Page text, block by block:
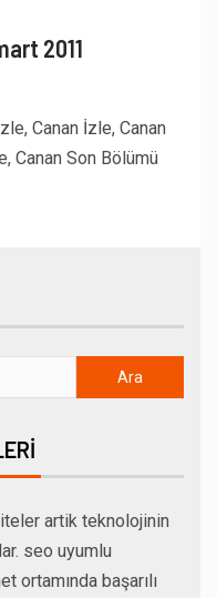
2011
Canan İzle, Canan
Canan Son Bölümü
artik teknolojinin
seo uyumlu
ortamında başarılı